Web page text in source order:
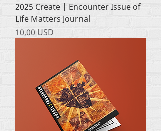
2025 Create | Encounter Issue of
Life Matters Journal
Ціна
10,00 USD